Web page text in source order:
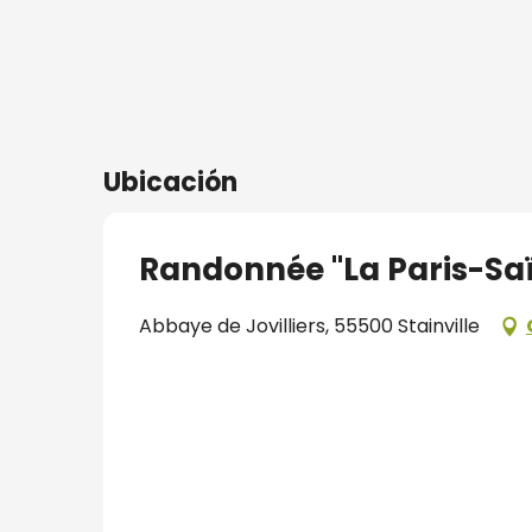
Ubicación
Randonnée "La Paris-
Abbaye de Jovilliers, 55500 Stainville